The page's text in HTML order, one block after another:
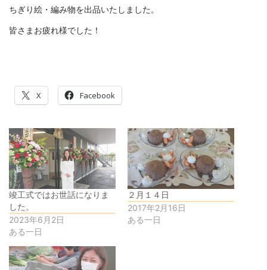
ちぎり絵・編み物を出品いたしました。
皆さまお疲れ様でした！
X Facebook
竣工式ではお世話になりま
した。
2023年6月2日
ある一日
２月１４日
2017年2月16日
ある一日